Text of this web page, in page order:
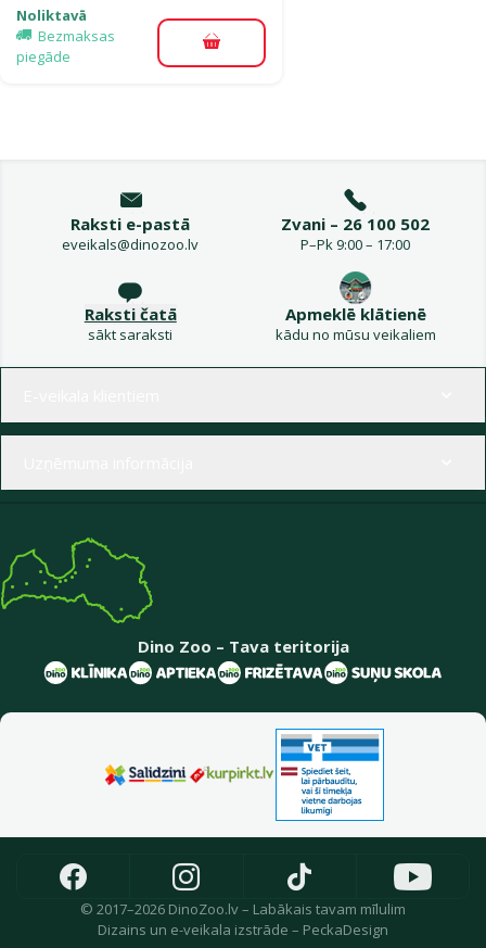
Noliktavā
Bezmaksas
piegāde
Pievienot grozam
Raksti e-pastā
eveikals@dinozoo.lv
Zvani – 26 100 502
P–Pk 9:00 – 17:00
Raksti čatā
sākt saraksti
Apmeklē klātienē
kādu no mūsu veikaliem
Dino Zoo – Tava teritorija
© 2017–2026 DinoZoo.lv – Labākais tavam mīlulim
Dizains un e-veikala izstrāde – PeckaDesign